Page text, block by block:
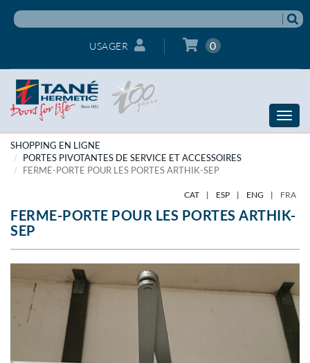
USAGER 0
Toggle
SHOPPING EN LIGNE
PORTES PIVOTANTES DE SERVICE ET ACCESSOIRES
FERME-PORTE POUR LES PORTES ARTHIK-SEP
CAT | ESP | ENG | FRA
FERME-PORTE POUR LES PORTES ARTHIK-
SEP